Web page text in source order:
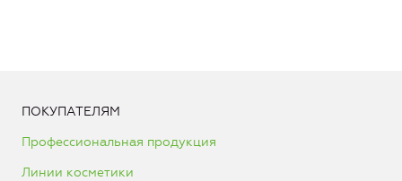
ПОКУПАТЕЛЯМ
Профессиональная продукция
Линии косметики